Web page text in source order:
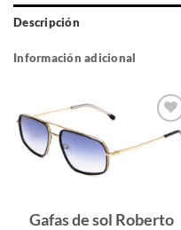
Descripción
Información adicional
Gafas
Gafas de sol Roberto